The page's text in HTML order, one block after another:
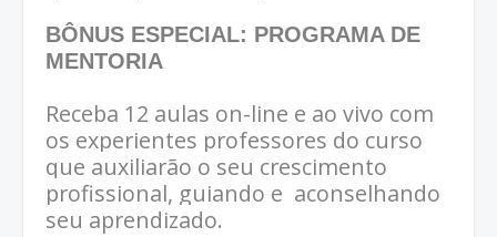
BÔNUS ESPECIAL: PROGRAMA DE
MENTORIA
Receba 12 aulas on-line e ao vivo com
os experientes professores do curso
que auxiliarão o seu crescimento
profissional, guiando e aconselhando
seu aprendizado.